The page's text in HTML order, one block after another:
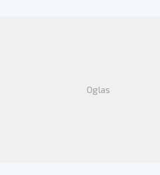
Oglas